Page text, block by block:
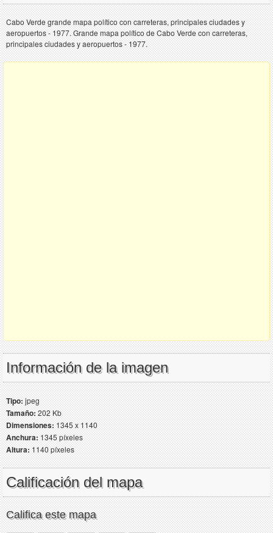
Cabo Verde grande mapa político con carreteras, principales ciudades y
aeropuertos - 1977. Grande mapa político de Cabo Verde con carreteras,
principales ciudades y aeropuertos - 1977.
Información de la imagen
Tipo:jpeg
Tamaño:202 Kb
Dimensiones:1345 x 1140
Anchura:1345 píxeles
Altura:1140 píxeles
Calificación del mapa
Califica este mapa